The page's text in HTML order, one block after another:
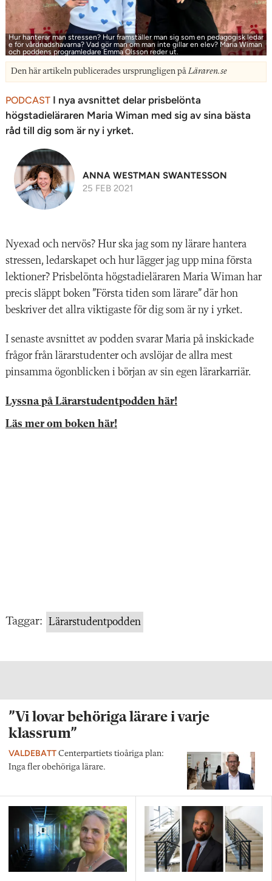
Hur hanterar man stressen? Hur framställer man sig som en pedagogisk ledar
e för vårdnadshavarna? Vad gör man om man inte gillar en elev? Maria Wiman
och poddens programledare Emma Olsson reder ut.
Den här artikeln publicerades ursprungligen påLäraren.se
PODCAST I nya avsnittet delar prisbelönta
högstadieläraren Maria Wiman med sig av sina bästa
råd till dig som är ny i yrket.
ANNA WESTMAN SWANTESSON
25 FEB 2021
Nyexad och nervös? Hur ska jag som ny lärare hantera
stressen, ledarskapet och hur lägger jag upp mina första
lektioner? Prisbelönta högstadieläraren Maria Wiman har
precis släppt boken ”Första tiden som lärare” där hon
beskriver det allra viktigaste för dig som är ny i yrket.
I senaste avsnittet av podden svarar Maria på inskickade
frågor från lärarstudenter och avslöjar de allra mest
pinsamma ögonblicken i början av sin egen lärarkarriär.
Lyssna på Lärarstudentpodden här!
Läs mer om boken här!
Taggar: Lärarstudentpodden
”Vi lovar behöriga lärare i varje
klassrum”
VALDEBATT Centerpartiets tioåriga plan:
Inga fler obehöriga lärare.